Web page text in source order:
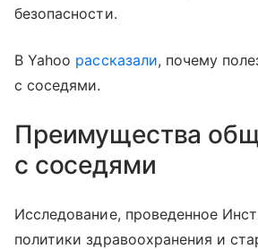
безопасности.
В Yahoo рассказали, почему
с соседями.
Преимущества
с соседями
Исследование, проведенное
политики здравоохранения и